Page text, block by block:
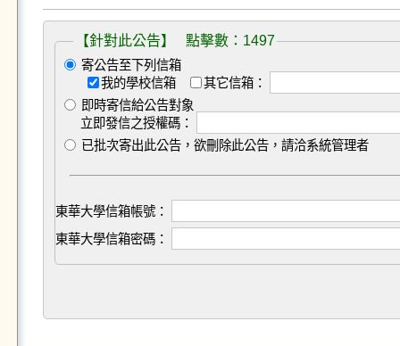
【針對此公告】 點擊數：1497
寄公告至下列信箱
我的學校信箱
其它信箱：
即時寄信給公告對象
立即發信之授權碼：
已批次寄出此公告，欲刪除此公告，請洽系統管理者
東華大學信箱帳號：
東華大學信箱密碼：